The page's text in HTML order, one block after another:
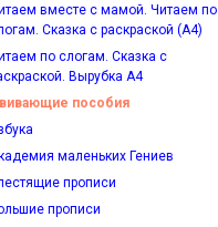
вместе с мамой. Читаем по
Сказка с раскраской (А4)
по слогам. Сказка с
Вырубка А4
пособия
маленьких Гениев
прописи
прописи